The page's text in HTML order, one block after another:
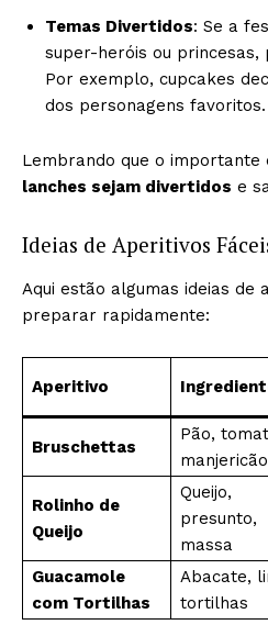
Temas Divertidos: Se a
super-heróis ou princesas,
Por exemplo, cupcakes
dos personagens favoritos.
Lembrando que o importante
lanches sejam divertidos e
Ideias de Aperitivos
Aqui estão algumas ideias de
preparar rapidamente:
Aperitivo
Bruschettas
Pão,
manjericão
Rolinho de
Queijo
Queijo,
presunto,
massa
Guacamole
com Tortilhas
Abacate,
tortilhas